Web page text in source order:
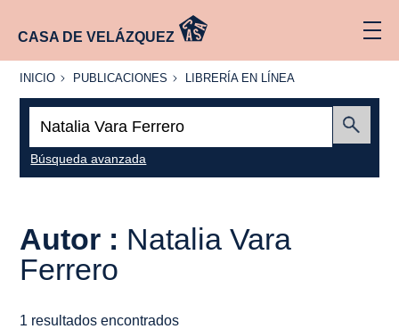
CASA DE VELÁZQUEZ
INICIO
INICIO PUBLICACIONES
PUBLICACIONES
LIBRERÍA
LÍNEA
LIBRERÍA EN LÍNEA
Búsqueda avanzada
Autor : Natalia Vara
Ferrero
1 resultados encontrados